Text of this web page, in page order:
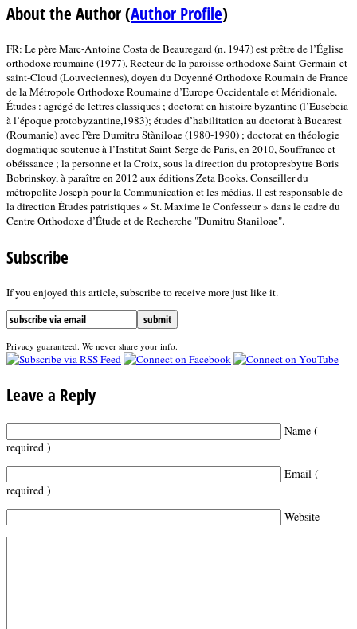
About the Author(Author Profile)
FR: Le père Marc-Antoine Costa de Beauregard (n. 1947) est prêtre de l’Église
orthodoxe roumaine (1977), Recteur de la paroisse orthodoxe Saint-Germain-et-
saint-Cloud (Louveciennes), doyen du Doyenné Orthodoxe Roumain de France
de la Métropole Orthodoxe Roumaine d’Europe Occidentale et Méridionale.
Études : agrégé de lettres classiques ; doctorat en histoire byzantine (l’Eusebeia
à l’époque protobyzantine,1983); études d’habilitation au doctorat à Bucarest
(Roumanie) avec Père Dumitru Stàniloae (1980-1990) ; doctorat en théologie
dogmatique soutenue à l’Institut Saint-Serge de Paris, en 2010, Souffrance et
obéissance ; la personne et la Croix, sous la direction du protopresbytre Boris
Bobrinskoy, à paraître en 2012 aux éditions Zeta Books. Conseiller du
métropolite Joseph pour la Communication et les médias. Il est responsable de
la direction Études patristiques « St. Maxime le Confesseur » dans le cadre du
Centre Orthodoxe d’Étude et de Recherche "Dumitru Staniloae".
Subscribe
If you enjoyed this article, subscribe to receive more just like it.
Privacy guaranteed. We never share your info.
Leave a Reply
Name (
required )
Email (
required )
Website